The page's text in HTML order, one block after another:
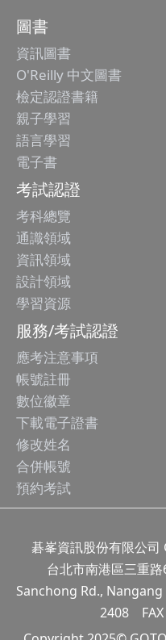
圖書
資訊圖書
O'Reilly 中文圖書
檢定認證書籍
親子學習
語言學習
電子書
考試認證
考科總覽
通識領域
資訊領域
設計領域
學習資源
服務/考試認證
應考注意事項
帳號註冊
數位徽章
下載電子證書
修改姓名
合併帳號
預約考試
碁峯資訊股份有限公司
台北市南港區三重
Sanchong Rd.,
2408 FAX